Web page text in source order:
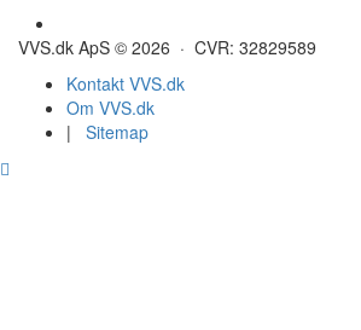
VVS.dk ApS © 2026 · CVR: 32829589
Kontakt VVS.dk
Om VVS.dk
| Sitemap